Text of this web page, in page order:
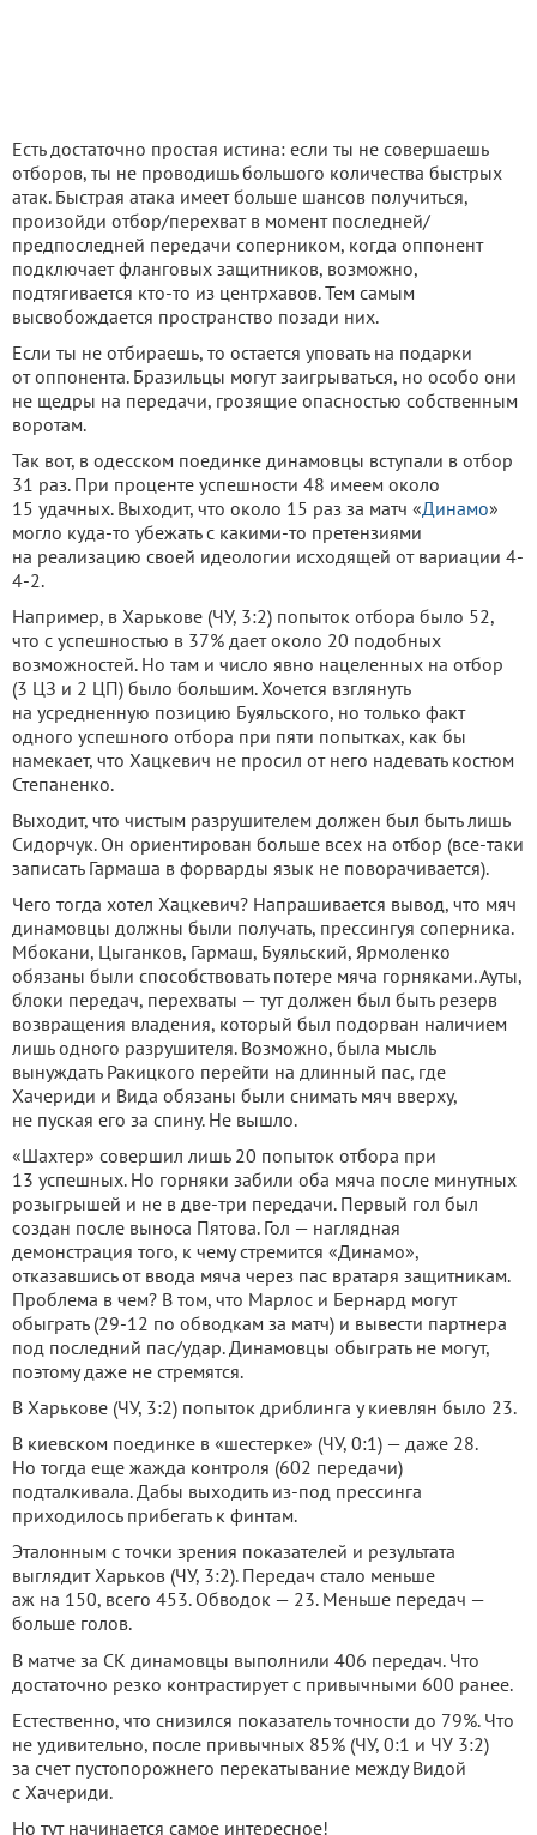
Есть достаточно простая истина: если ты не совершаешь
отборов, ты не проводишь большого количества быстрых
атак. Быстрая атака имеет больше шансов получиться,
произойди отбор/перехват в момент последней/
предпоследней передачи соперником, когда оппонент
подключает фланговых защитников, возможно,
подтягивается кто-то из центрхавов. Тем самым
высвобождается пространство позади них.
Если ты не отбираешь, то остается уповать на подарки
от оппонента. Бразильцы могут заигрываться, но особо они
не щедры на передачи, грозящие опасностью собственным
воротам.
Так вот, в одесском поединке динамовцы вступали в отбор
31 раз. При проценте успешности 48 имеем около
15 удачных. Выходит, что около 15 раз за матч «Динамо»
могло куда-то убежать с какими-то претензиями
на реализацию своей идеологии исходящей от вариации 4-
4-2.
Например, в Харькове (ЧУ, 3:2) попыток отбора было 52,
что с успешностью в 37% дает около 20 подобных
возможностей. Но там и число явно нацеленных на отбор
(3 ЦЗ и 2 ЦП) было большим. Хочется взглянуть
на усредненную позицию Буяльского, но только факт
одного успешного отбора при пяти попытках, как бы
намекает, что Хацкевич не просил от него надевать костюм
Степаненко.
Выходит, что чистым разрушителем должен был быть лишь
Сидорчук. Он ориентирован больше всех на отбор (все-таки
записать Гармаша в форварды язык не поворачивается).
Чего тогда хотел Хацкевич? Напрашивается вывод, что мяч
динамовцы должны были получать, прессингуя соперника.
Мбокани, Цыганков, Гармаш, Буяльский, Ярмоленко
обязаны были способствовать потере мяча горняками. Ауты,
блоки передач, перехваты — тут должен был быть резерв
возвращения владения, который был подорван наличием
лишь одного разрушителя. Возможно, была мысль
вынуждать Ракицкого перейти на длинный пас, где
Хачериди и Вида обязаны были снимать мяч вверху,
не пуская его за спину. Не вышло.
«Шахтер» совершил лишь 20 попыток отбора при
13 успешных. Но горняки забили оба мяча после минутных
розыгрышей и не в две-три передачи. Первый гол был
создан после выноса Пятова. Гол — наглядная
демонстрация того, к чему стремится «Динамо»,
отказавшись от ввода мяча через пас вратаря защитникам.
Проблема в чем? В том, что Марлос и Бернард могут
обыграть (29-12 по обводкам за матч) и вывести партнера
под последний пас/удар. Динамовцы обыграть не могут,
поэтому даже не стремятся.
В Харькове (ЧУ, 3:2) попыток дриблинга у киевлян было 23.
В киевском поединке в «шестерке» (ЧУ, 0:1) — даже 28.
Но тогда еще жажда контроля (602 передачи)
подталкивала. Дабы выходить из-под прессинга
приходилось прибегать к финтам.
Эталонным с точки зрения показателей и результата
выглядит Харьков (ЧУ, 3:2). Передач стало меньше
аж на 150, всего 453. Обводок — 23. Меньше передач —
больше голов.
В матче за СК динамовцы выполнили 406 передач. Что
достаточно резко контрастирует с привычными 600 ранее.
Естественно, что снизился показатель точности до 79%. Что
не удивительно, после привычных 85% (ЧУ, 0:1 и ЧУ 3:2)
за счет пустопорожнего перекатывание между Видой
с Хачериди.
Но тут начинается самое интересное!